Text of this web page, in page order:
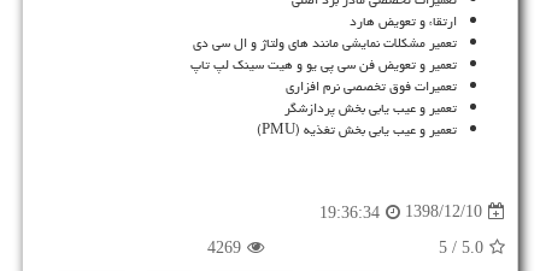
ارتقاء و تعویض هارد
تعمیر مشکلات نمایشی مانند های ولتاژ و ال سی دی
تعمیر و تعویض فن سی پی یو و هیت سینک لپ تاپ
تعمیرات فوق تخصصی نرم افزاری
تعمیر و عیب یابی بخش پردازشگر
تعمیر و عیب یابی بخش تغذیه (PMU
)
1398/12/10
19:36:34
5.0
/ 5
4269